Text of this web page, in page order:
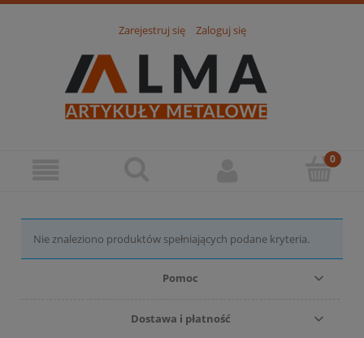
Zarejestruj się Zaloguj się
Nie znaleziono produktów spełniających podane kryteria.
Pomoc
Dostawa i płatność